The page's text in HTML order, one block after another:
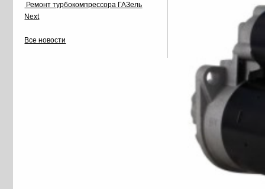
Ремонт турбокомпрессора ГАЗель
Next
Все новости